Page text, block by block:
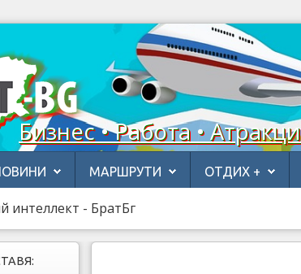
Бизнес • Работа •
МАРШРУТИ ОТДИХ +
интеллект - БратБг